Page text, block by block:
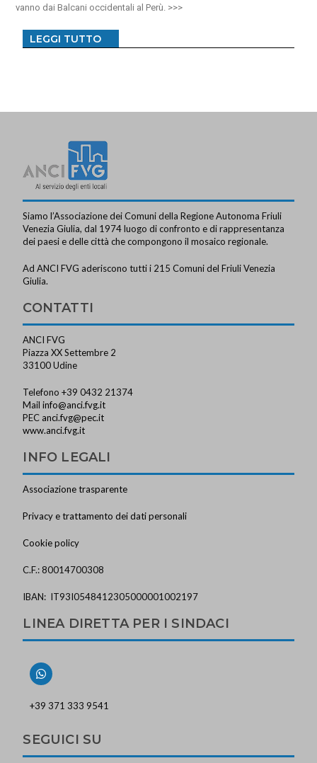
vanno dai Balcani occidentali al Perù.
LEGGI TUTTO
Siamo l’Associazione dei Comuni della Regione Autonoma Friuli
Venezia Giulia, dal 1974 luogo di confronto e di rappresentanza
dei paesi e delle città che compongono il mosaico regionale.
Ad ANCI FVG aderiscono tutti i 215 Comuni del Friuli Venezia
Giulia.
CONTATTI
ANCI FVG
Piazza XX Settembre 2
33100 Udine
Telefono +39 0432 21374
Mailinfo@anci.fvg.it
PEC anci.fvg@pec.it
www.anci.fvg.it
INFO LEGALI
Associazione trasparente
Privacy e trattamento dei dati personali
Cookie policy
C.F.: 80014700308
IBAN: IT93I0548412305000001002197
LINEA DIRETTA PER I SINDACI
+39 371 333 9541
SEGUICI SU